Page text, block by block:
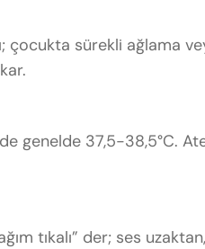
çocukta sürekli ağlama
genelde 37,5-38,5°C.
tıkalı” der; ses